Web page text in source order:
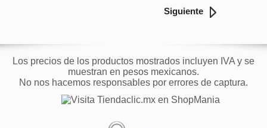
Siguiente
Los precios de los productos mostrados incluyen IVA y se
muestran en pesos mexicanos.
No nos hacemos responsables por errores de captura.